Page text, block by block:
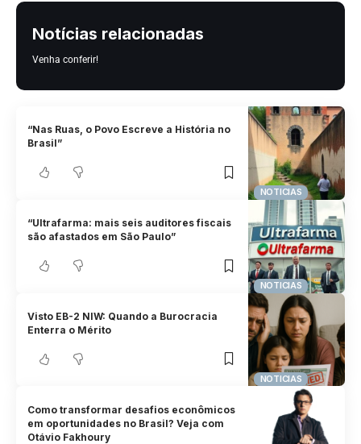
Notícias relacionadas
Venha conferir!
NOTICIAS
“Nas Ruas, o Povo Escreve a História no
Brasil”
NOTICIAS
“Ultrafarma: mais seis auditores fiscais
são afastados em São Paulo”
NOTICIAS
Visto EB-2 NIW: Quando a Burocracia
Enterra o Mérito
Como transformar desafios econômicos
em oportunidades no Brasil? Veja com
Otávio Fakhoury